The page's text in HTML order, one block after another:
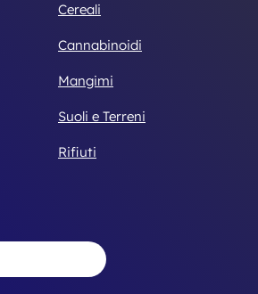
Cereali
Cannabinoidi
Mangimi
Suoli e Terreni
Rifiuti